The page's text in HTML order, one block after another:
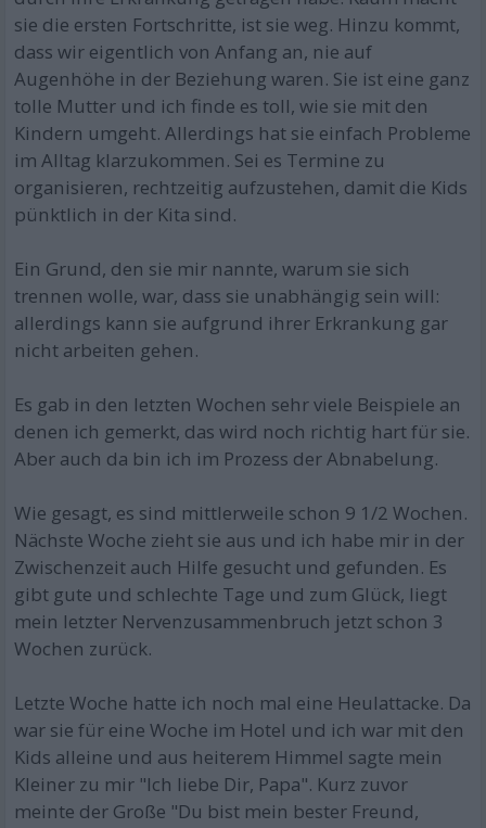
sie die ersten Fortschritte, ist sie weg. Hinzu kommt,
dass wir eigentlich von Anfang an, nie auf
Augenhöhe in der Beziehung waren. Sie ist eine ganz
tolle Mutter und ich finde es toll, wie sie mit den
Kindern umgeht. Allerdings hat sie einfach Probleme
im Alltag klarzukommen. Sei es Termine zu
organisieren, rechtzeitig aufzustehen, damit die Kids
pünktlich in der Kita sind.
Ein Grund, den sie mir nannte, warum sie sich
trennen wolle, war, dass sie unabhängig sein will:
allerdings kann sie aufgrund ihrer Erkrankung gar
nicht arbeiten gehen.
Es gab in den letzten Wochen sehr viele Beispiele an
denen ich gemerkt, das wird noch richtig hart für sie.
Aber auch da bin ich im Prozess der Abnabelung.
Wie gesagt, es sind mittlerweile schon 9 1/2 Wochen.
Nächste Woche zieht sie aus und ich habe mir in der
Zwischenzeit auch Hilfe gesucht und gefunden. Es
gibt gute und schlechte Tage und zum Glück, liegt
mein letzter Nervenzusammenbruch jetzt schon 3
Wochen zurück.
Letzte Woche hatte ich noch mal eine Heulattacke. Da
war sie für eine Woche im Hotel und ich war mit den
Kids alleine und aus heiterem Himmel sagte mein
Kleiner zu mir "Ich liebe Dir, Papa". Kurz zuvor
meinte der Große "Du bist mein bester Freund,